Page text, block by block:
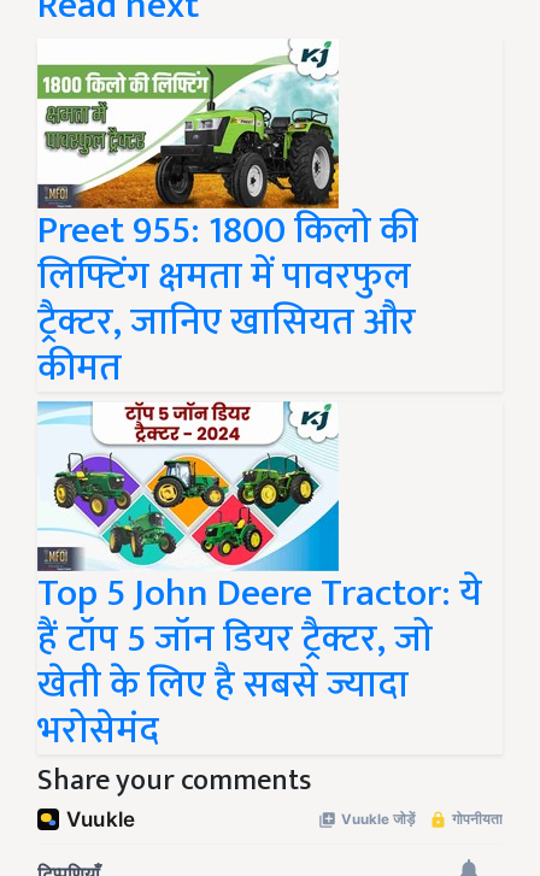
Preet 955: 1800 किलो की
लिफ्टिंग क्षमता में पावरफुल
ट्रैक्टर, जानिए खासियत और
कीमत
Top 5 John Deere Tractor: ये
हैं टॉप 5 जॉन डियर ट्रैक्टर, जो
खेती के लिए है सबसे ज्यादा
भरोसेमंद
Share your comments